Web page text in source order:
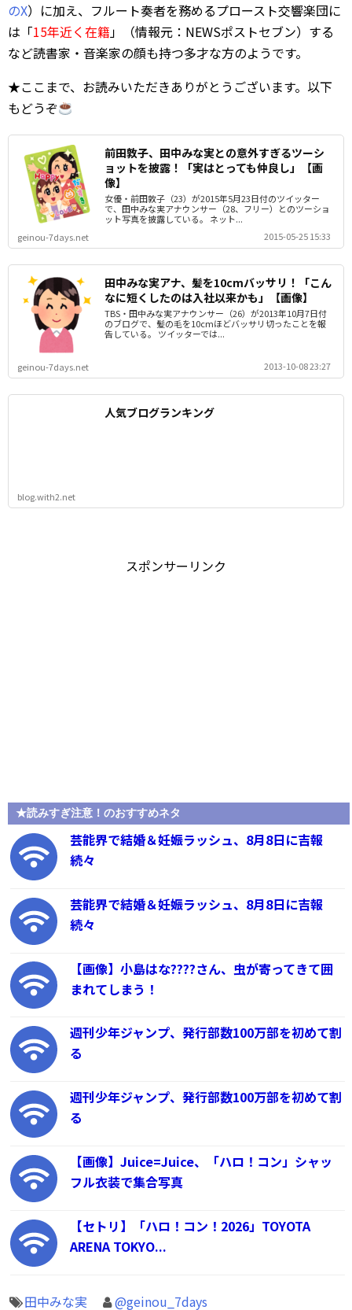
のX）に加え、フルート奏者を務めるプロースト交響楽団に
は「15年近く在籍」（情報元：NEWSポストセブン）する
など読書家・音楽家の顔も持つ多才な方のようです。
★ここまで、お読みいただきありがとうございます。以下
もどうぞ
前田敦子、田中みな実との意外すぎるツーシ
ョットを披露！「実はとっても仲良し」【画
像】
女優・前田敦子（23）が2015年5月23日付のツイッター
で、田中みな実アナウンサー（28、フリー）とのツーショ
ット写真を披露している。 ネット...
geinou-7days.net
2015-05-25 15:33
田中みな実アナ、髪を10cmバッサリ！「こん
なに短くしたのは入社以来かも」【画像】
TBS・田中みな実アナウンサー（26）が2013年10月7日付
のブログで、髪の毛を10cmほどバッサリ切ったことを報
告している。 ツイッターでは...
geinou-7days.net 2013-10-08 23:27
人気ブログランキング
blog.with2.net
スポンサーリンク
★読みすぎ注意！のおすすめネタ
芸能界で結婚＆妊娠ラッシュ、8月8日に吉報
続々
芸能界で結婚＆妊娠ラッシュ、8月8日に吉報
続々
【画像】小島はな????さん、虫が寄ってきて囲
まれてしまう！
週刊少年ジャンプ、発行部数100万部を初めて割
る
週刊少年ジャンプ、発行部数100万部を初めて割
る
【画像】Juice=Juice、「ハロ！コン」シャッ
フル衣装で集合写真
【セトリ】「ハロ！コン！2026」TOYOTA
ARENA TOKYO...
田中みな実 @geinou_7days